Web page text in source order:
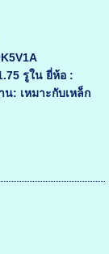
รูใน ยี่ห้อ :
น: เหมาะกับเหล็ก